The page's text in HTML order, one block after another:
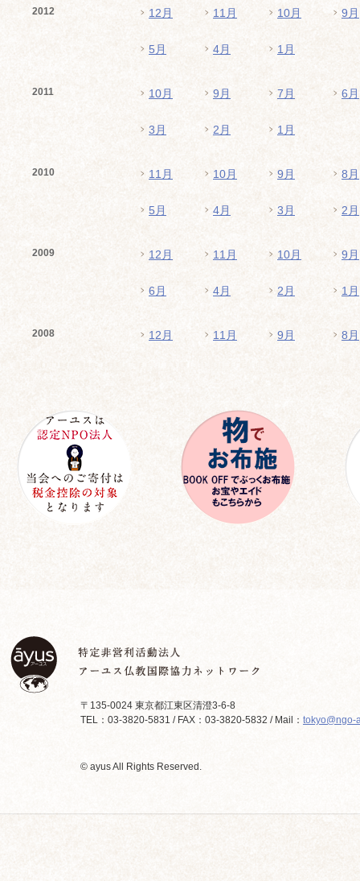
2012 12月 11月 10月 9月
5月 4月 1月
2011 10月 9月 7月 6月
3月 2月 1月
2010 11月 10月 9月 8月
5月 4月 3月 2月
2009 12月 11月 10月 9月
6月 4月 2月 1月
2008 12月 11月 9月 8月
〒135-0024 東京都江東区清澄3-6-8
TEL：03-3820-5831 / FAX：03-3820-5832 / Mail： tokyo@ngo-
© ayus All Rights Reserved.